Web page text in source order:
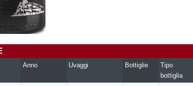
Anno Uvaggi Bottiglie
Tipo
bottiglia